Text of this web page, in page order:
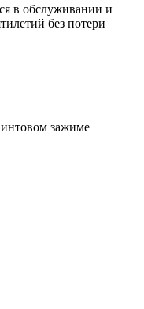
в обслуживании и
без потери
зажиме